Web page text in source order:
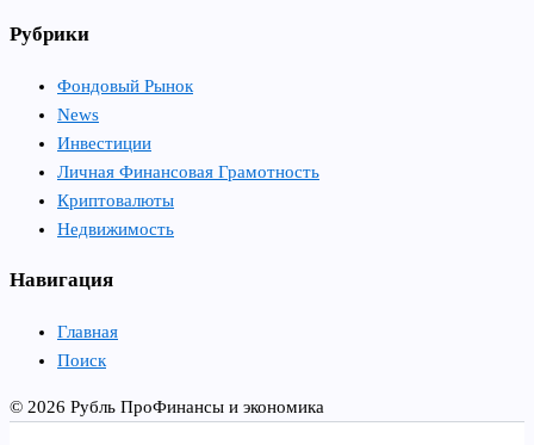
Рубрики
Фондовый Рынок
News
Инвестиции
Личная Финансовая Грамотность
Криптовалюты
Недвижимость
Навигация
Главная
Поиск
© 2026 Рубль ПроФинансы и экономика